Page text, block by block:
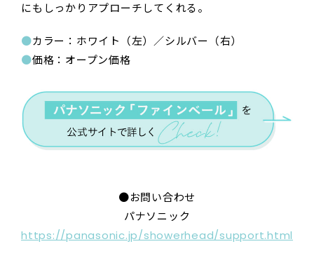
にもしっかりアプローチしてくれる。
●カラー：ホワイト（左）／シルバー（右）
●価格：オープン価格
●お問い合わせ
パナソニック
https://panasonic.jp/showerhead/support.html